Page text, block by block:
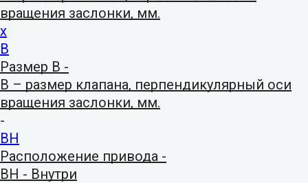
вращения заслонки, мм.
x
В
Размер В -
В – размер клапана, перпендикулярный оси
вращения заслонки, мм.
-
ВН
Расположение привода -
ВН - Внутри